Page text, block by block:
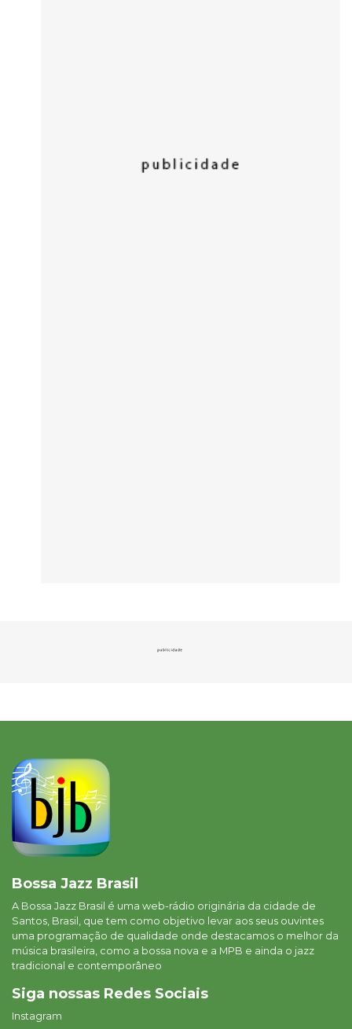
Bossa Jazz Brasil
A Bossa Jazz Brasil é uma web-rádio originária da cidade de
Santos, Brasil, que tem como objetivo levar aos seus ouvintes
uma programação de qualidade onde destacamos o melhor da
música brasileira, como a bossa nova e a MPB e ainda o jazz
tradicional e contemporâneo
Siga nossas Redes Sociais
Instagram